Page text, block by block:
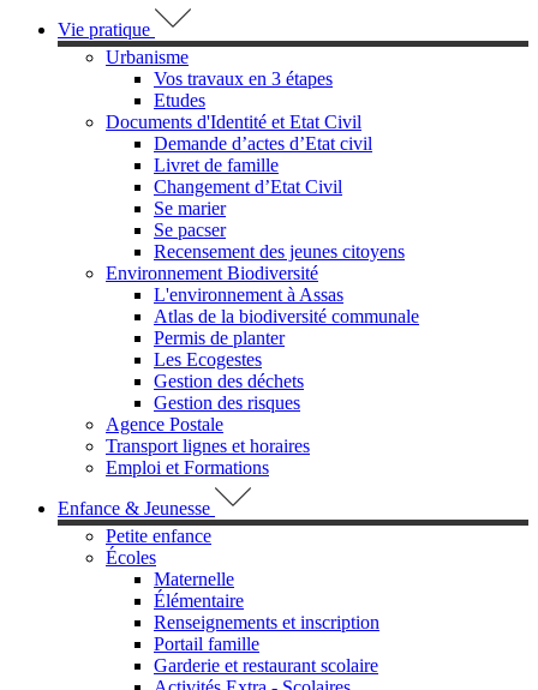
Vie pratique
Urbanisme
Vos travaux en 3 étapes
Etudes
Documents d'Identité et Etat Civil
Demande d’actes d’Etat civil
Livret de famille
Changement d’Etat Civil
Se marier
Se pacser
Recensement des jeunes citoyens
Environnement Biodiversité
L'environnement à Assas
Atlas de la biodiversité communale
Permis de planter
Les Ecogestes
Gestion des déchets
Gestion des risques
Agence Postale
Transport lignes et horaires
Emploi et Formations
Enfance & Jeunesse
Petite enfance
Écoles
Maternelle
Élémentaire
Renseignements et inscription
Portail famille
Garderie et restaurant scolaire